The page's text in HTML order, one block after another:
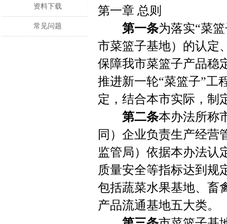
资料下载
常见问题
第一章 总则
第一条为落实“菜
市菜篮子基地）的认定
保障我市菜篮子产品稳
推进新一轮“菜篮子”工
定，结合本市实际，制
第二条本办法所称
同）企业负责生产经营
监管局）依据本办法认
质量安全等指标达到规
包括蔬菜水果基地、畜
产品流通基地五大类。